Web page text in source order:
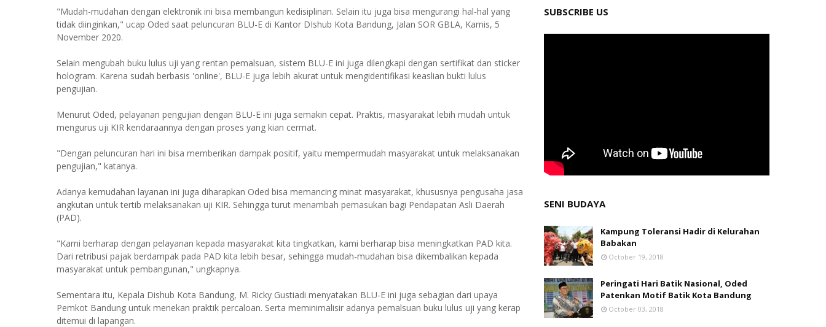
"Mudah-mudahan dengan elektronik ini bisa membangun kedisiplinan. Selain itu juga bisa mengurangi hal-hal yang
tidak diinginkan," ucap Oded saat peluncuran BLU-E di Kantor DIshub Kota Bandung, Jalan SOR GBLA, Kamis, 5
November 2020.
Selain mengubah buku lulus uji yang rentan pemalsuan, sistem BLU-E ini juga dilengkapi dengan sertifikat dan sticker
hologram. Karena sudah berbasis 'online', BLU-E juga lebih akurat untuk mengidentifikasi keaslian bukti lulus
pengujian.
Menurut Oded, pelayanan pengujian dengan BLU-E ini juga semakin cepat. Praktis, masyarakat lebih mudah untuk
mengurus uji KIR kendaraannya dengan proses yang kian cermat.
"Dengan peluncuran hari ini bisa memberikan dampak positif, yaitu mempermudah masyarakat untuk melaksanakan
pengujian," katanya.
Adanya kemudahan layanan ini juga diharapkan Oded bisa memancing minat masyarakat, khususnya pengusaha jasa
angkutan untuk tertib melaksanakan uji KIR. Sehingga turut menambah pemasukan bagi Pendapatan Asli Daerah
(PAD).
"Kami berharap dengan pelayanan kepada masyarakat kita tingkatkan, kami berharap bisa meningkatkan PAD kita.
Dari retribusi pajak berdampak pada PAD kita lebih besar, sehingga mudah-mudahan bisa dikembalikan kepada
masyarakat untuk pembangunan," ungkapnya.
Sementara itu, Kepala Dishub Kota Bandung, M. Ricky Gustiadi menyatakan BLU-E ini juga sebagian dari upaya
Pemkot Bandung untuk menekan praktik percaloan. Serta meminimalisir adanya pemalsuan buku lulus uji yang kerap
ditemui di lapangan.
SUBSCRIBE US
SENI BUDAYA
Kampung Toleransi Hadir di Kelurahan
Babakan
October 19, 2018
Peringati Hari Batik Nasional, Oded
Patenkan Motif Batik Kota Bandung
October 03, 2018